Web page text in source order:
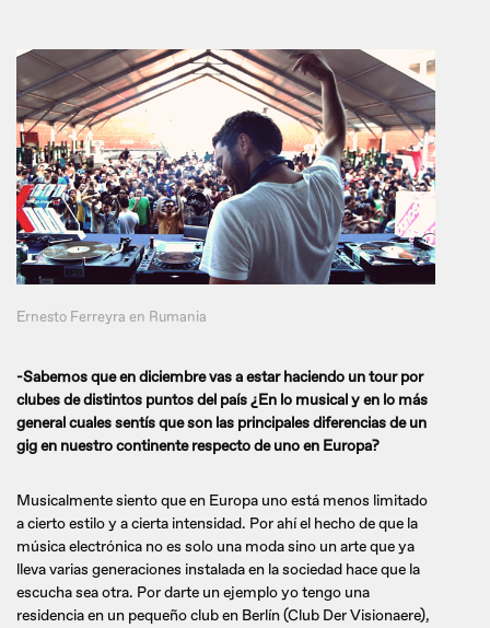
Ernesto Ferreyra en Rumania
-Sabemos que en diciembre vas a estar haciendo un tour por
clubes de distintos puntos del país ¿En lo musical y en lo más
general cuales sentís que son las principales diferencias de un
gig en nuestro continente respecto de uno en Europa?
Musicalmente siento que en Europa uno está menos limitado
a cierto estilo y a cierta intensidad. Por ahí el hecho de que la
música electrónica no es solo una moda sino un arte que ya
lleva varias generaciones instalada en la sociedad hace que la
escucha sea otra. Por darte un ejemplo yo tengo una
residencia en un pequeño club en Berlín (Club Der Visionaere),